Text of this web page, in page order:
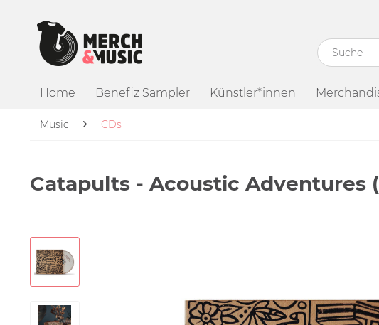
Home Benefiz Sampler Künstler*innen
Music CDs
Catapults - Acoustic Adventures